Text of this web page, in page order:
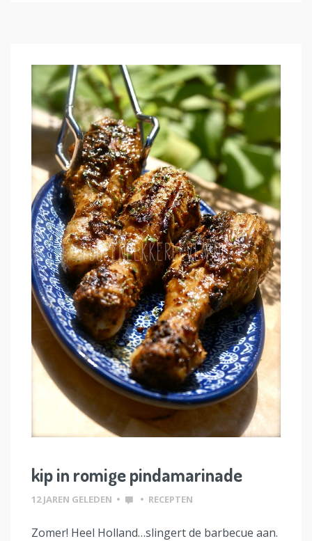
kip in romige pindamarinade
12 JAREN GELEDEN • • RECEPTEN
Zomer! Heel Holland…slingert de barbecue aan.